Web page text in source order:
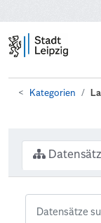
Kategorien